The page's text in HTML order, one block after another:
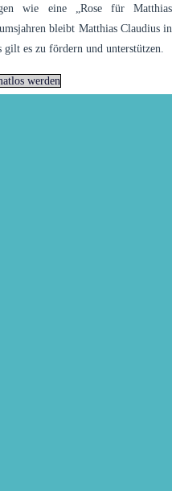
wie eine „Rose für Matthias
bleibt Matthias Claudius in
es zu fördern und unterstützen.
werden